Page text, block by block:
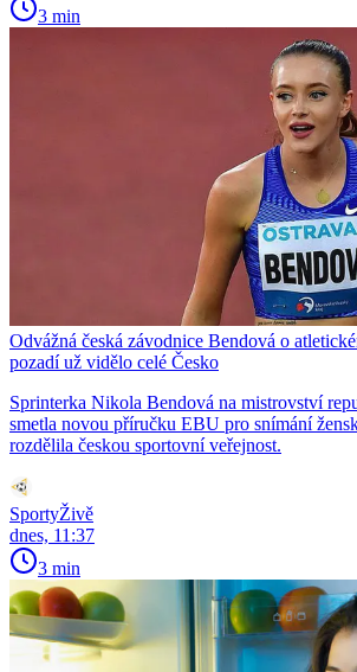
3 min
Odvážná česká závodnice Bendová o
pozadí už vidělo celé Česko
Sprinterka Nikola Bendová na mistrovství
smetla novou příručku EBU pro snímání
rozdělila českou sportovní veřejnost.
SportyŽivě
dnes, 11:37
3 min